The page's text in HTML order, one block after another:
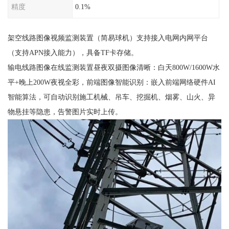
精度 0.1%
架空线路图像视频监测装置（简易球机）支持接入电网内网平台
（支持APN接入能力），具备TF卡存储。
输电线路图像在线监测装置昼夜双摄图像清晰：白天800W/1600W水
平+晚上200W夜视全彩，前端图像智能识别：嵌入前端网络硬件AI
智能算法，可自动识别施工机械、吊车、挖掘机、烟雾、山火、异
物悬挂等隐患，告警图片实时上传。